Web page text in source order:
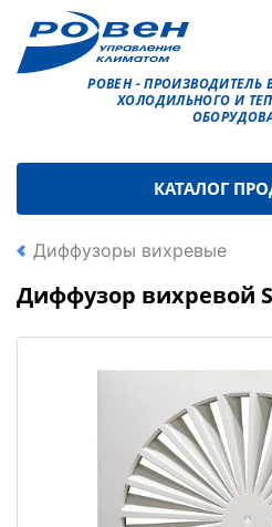
РОВЕН - ПРОИЗВОДИТЕЛЬ
ХОЛОДИЛЬНОГО И
КАТАЛОГ
Диффузоры вихревые
Диффузор вихревой